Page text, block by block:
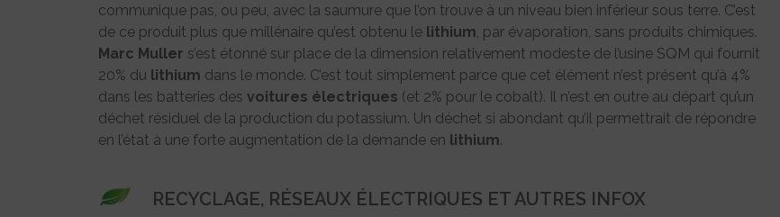
communique pas, ou peu, avec la saumure que l’on trouve à un niveau bien inférieur sous terre. C’est
de ce produit plus que millénaire qu’est obtenu le lithium, par évaporation, sans produits chimiques.
Marc Muller s’est étonné sur place de la dimension relativement modeste de l’usine SQM qui fournit
20% du lithium dans le monde. C’est tout simplement parce que cet élément n’est présent qu’à 4%
dans les batteries des voitures électriques (et 2% pour le cobalt). Il n’est en outre au départ qu’un
déchet résiduel de la production du potassium. Un déchet si abondant qu’il permettrait de répondre
en l’état à une forte augmentation de la demande en lithium.
RECYCLAGE, RÉSEAUX ÉLECTRIQUES ET AUTRES INFOX